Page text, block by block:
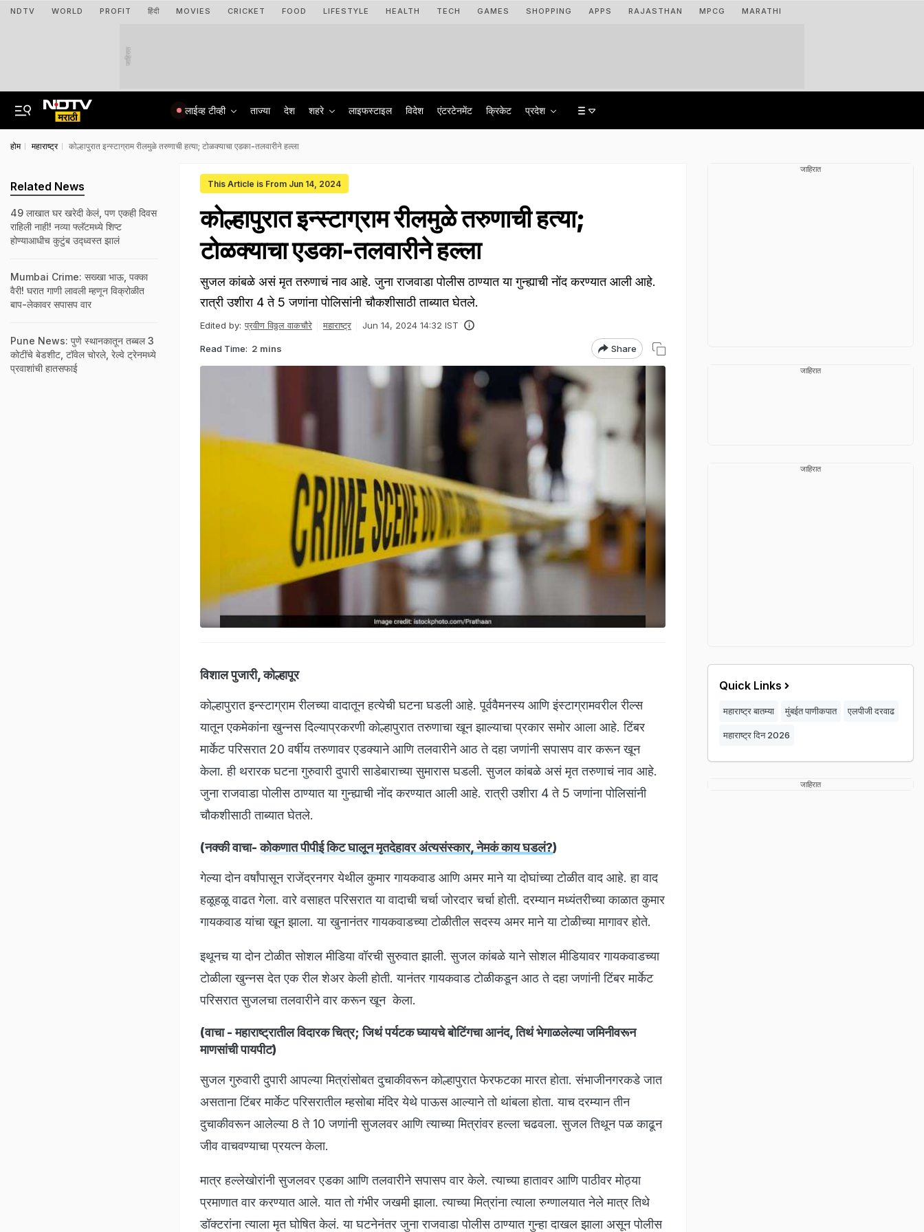
NDTV WORLD PROFIT हिंदी MOVIES CRICKET FOOD LIFESTYLE HEALTH TECH GAMES SHOPPING APPS RAJASTHAN MPCG MARATHI
जाहिरात
लाईव्ह टीव्ही ताज्या देश शहरे लाइफस्टाइल विदेश एंटरटेनमेंट क्रिकेट प्रदेश
होम महाराष्ट्र कोल्हापुरात इन्स्टाग्राम रीलमुळे तरुणाची हत्या; टोळक्याचा एडका-तलवारीने हल्ला
This Article is From Jun 14, 2024
कोल्हापुरात इन्स्टाग्राम रीलमुळे तरुणाची हत्या;
टोळक्याचा एडका-तलवारीने हल्ला
सुजल कांबळे असं मृत तरुणाचं नाव आहे. जुना राजवाडा पोलीस ठाण्यात या गुन्ह्याची नोंद करण्यात आली आहे.
रात्री उशीरा 4 ते 5 जणांना पोलिसांनी चौकशीसाठी ताब्यात घेतले.
Edited by: प्रवीण विठ्ठल वाकचौरे महाराष्ट्र Jun 14, 2024 14:32 IST
Read Time: 2 mins Share
विशाल पुजारी, कोल्हापूर
कोल्हापुरात इन्स्टाग्राम रीलच्या वादातून हत्येची घटना घडली आहे. पूर्ववैमनस्य आणि इंस्टाग्रामवरील रील्स
यातून एकमेकांना खुन्नस दिल्याप्रकरणी कोल्हापुरात तरुणाचा खून झाल्याचा प्रकार समोर आला आहे. टिंबर
मार्केट परिसरात 20 वर्षीय तरुणावर एडक्याने आणि तलवारीने आठ ते दहा जणांनी सपासप वार करून खून
केला. ही थरारक घटना गुरुवारी दुपारी साडेबाराच्या सुमारास घडली. सुजल कांबळे असं मृत तरुणाचं नाव आहे.
जुना राजवाडा पोलीस ठाण्यात या गुन्ह्याची नोंद करण्यात आली आहे. रात्री उशीरा 4 ते 5 जणांना पोलिसांनी
चौकशीसाठी ताब्यात घेतले.
(नक्की वाचा-कोकणात पीपीई किट घालून मृतदेहावर अंत्यसंस्कार, नेमकं काय घडलं?)
गेल्या दोन वर्षांपासून राजेंद्रनगर येथील कुमार गायकवाड आणि अमर माने या दोघांच्या टोळीत वाद आहे. हा वाद
हळूहळू वाढत गेला. वारे वसाहत परिसरात या वादाची चर्चा जोरदार चर्चा होती. दरम्यान मध्यंतरीच्या काळात कुमार
गायकवाड यांचा खून झाला. या खुनानंतर गायकवाडच्या टोळीतील सदस्य अमर माने या टोळीच्या मागावर होते.
इथूनच या दोन टोळीत सोशल मीडिया वॉरची सुरुवात झाली. सुजल कांबळे याने सोशल मीडियावर गायकवाडच्या
टोळीला खुन्नस देत एक रील शेअर केली होती. यानंतर गायकवाड टोळीकडून आठ ते दहा जणांनी टिंबर मार्केट
परिसरात सुजलचा तलवारीने वार करून खून केला.
(वाचा -महाराष्ट्रातील विदारक चित्र; जिथं पर्यटक घ्यायचे बोटिंगचा आनंद, तिथं भेगाळलेल्या जमिनीवरून
माणसांची पायपीट)
सुजल गुरुवारी दुपारी आपल्या मित्रांसोबत दुचाकीवरून कोल्हापुरात फेरफटका मारत होता. संभाजीनगरकडे जात
असताना टिंबर मार्केट परिसरातील म्हसोबा मंदिर येथे पाऊस आल्याने तो थांबला होता. याच दरम्यान तीन
दुचाकीवरून आलेल्या 8 ते 10 जणांनी सुजलवर आणि त्याच्या मित्रांवर हल्ला चढवला. सुजल तिथून पळ काढून
जीव वाचवण्याचा प्रयत्न केला.
मात्र हल्लेखोरांनी सुजलवर एडका आणि तलवारीने सपासप वार केले. त्याच्या हातावर आणि पाठीवर मोठ्या
प्रमाणात वार करण्यात आले. यात तो गंभीर जखमी झाला. त्याच्या मित्रांना त्याला रुग्णालयात नेले मात्र तिथे
डॉक्टरांना त्याला मृत घोषित केलं. या घटनेनंतर जुना राजवाडा पोलीस ठाण्यात गुन्हा दाखल झाला असून पोलीस
Related News
49 लाखात घर खरेदी केलं, पण एकही दिवस
राहिली नाही! नव्या फ्लॅटमध्ये शिप्ट
होण्याआधीच कुटुंब उद्ध्वस्त झालं
Mumbai Crime: सख्खा भाऊ, पक्का
वैरी! घरात गाणी लावली म्हणून विक्रोळीत
बाप-लेकावर सपासप वार
Pune News: पुणे स्थानकातून तब्बल 3
कोटींचे बेडशीट, टॉवेल चोरले, रेल्वे ट्रेनमध्ये
प्रवाशांची हातसफाई
जाहिरात
जाहिरात
जाहिरात
Quick Links
महाराष्ट्र बातम्या मुंबईत पाणीकपात एलपीजी दरवाढ
महाराष्ट्र दिन 2026
जाहिरात